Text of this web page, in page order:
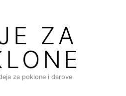
ZA
za poklone i darove